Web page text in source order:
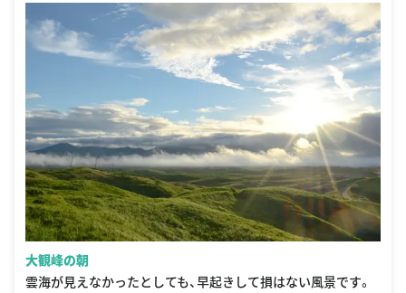
大観峰の朝
雲海が見えなかったとしても、早起きして損はない風景です。